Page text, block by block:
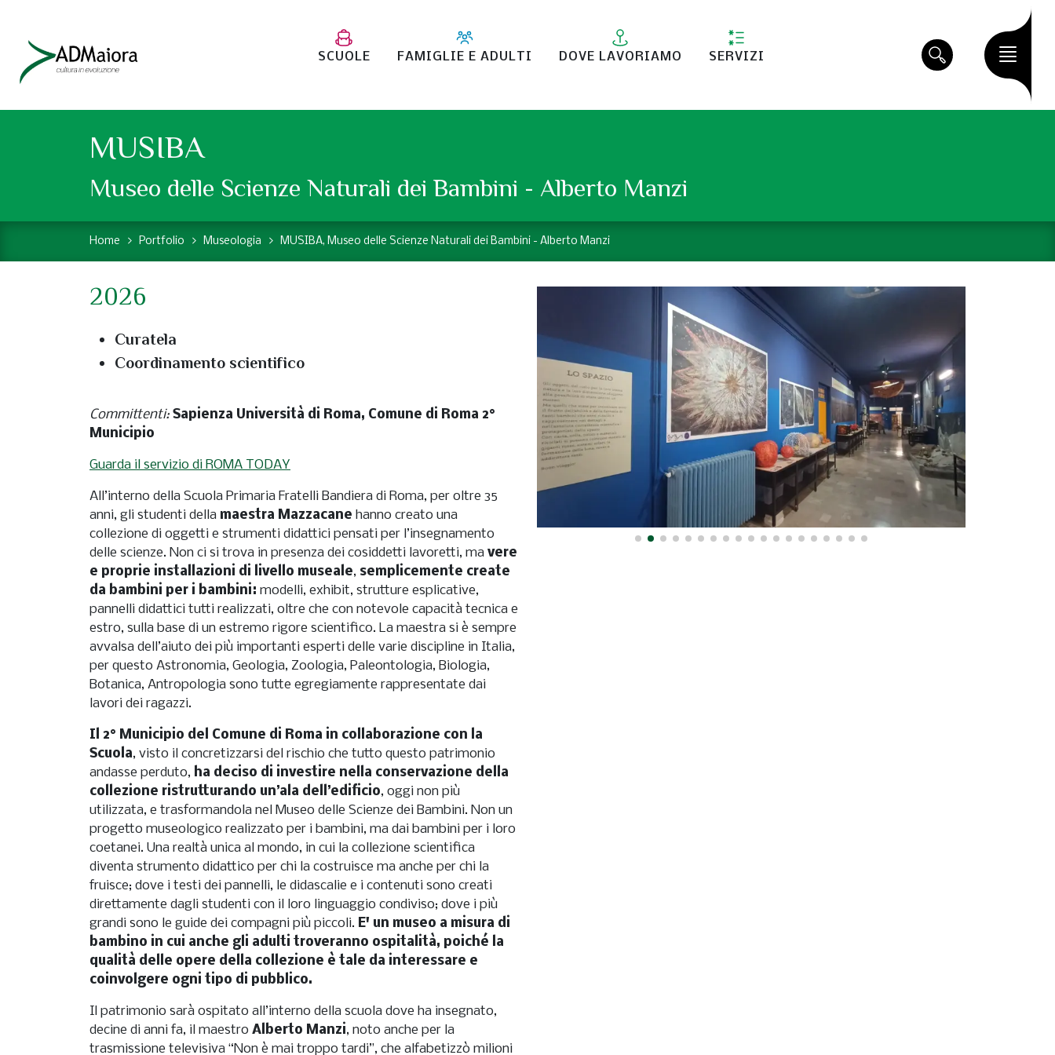
SCUOLE FAMIGLIE E ADULTI DOVE LAVORIAMO SERVIZI
MUSIBA
Museo delle Scienze Naturali dei Bambini - Alberto Manzi
Home Portfolio Museologia MUSIBA, Museo delle Scienze Naturali dei Bambini - Alberto Manzi
2026
Curatela
Coordinamento scientifico
Committenti: Sapienza Università di Roma, Comune di Roma 2°
Municipio
Guarda il servizio di ROMA TODAY
All’interno della Scuola Primaria Fratelli Bandiera di Roma, per oltre 35
anni, gli studenti della maestra Mazzacane hanno creato una
collezione di oggetti e strumenti didattici pensati per l’insegnamento
delle scienze. Non ci si trova in presenza dei cosiddetti lavoretti, ma vere
e proprie installazioni di livello museale, semplicemente create
da bambini per i bambini: modelli, exhibit, strutture esplicative,
pannelli didattici tutti realizzati, oltre che con notevole capacità tecnica e
estro, sulla base di un estremo rigore scientifico. La maestra si è sempre
avvalsa dell’aiuto dei più importanti esperti delle varie discipline in Italia,
per questo Astronomia, Geologia, Zoologia, Paleontologia, Biologia,
Botanica, Antropologia sono tutte egregiamente rappresentate dai
lavori dei ragazzi.
Il 2° Municipio del Comune di Roma in collaborazione con la
Scuola, visto il concretizzarsi del rischio che tutto questo patrimonio
andasse perduto, ha deciso di investire nella conservazione della
collezione ristrutturando un’ala dell’edificio, oggi non più
utilizzata, e trasformandola nel Museo delle Scienze dei Bambini. Non un
progetto museologico realizzato per i bambini, ma dai bambini per i loro
coetanei. Una realtà unica al mondo, in cui la collezione scientifica
diventa strumento didattico per chi la costruisce ma anche per chi la
fruisce; dove i testi dei pannelli, le didascalie e i contenuti sono creati
direttamente dagli studenti con il loro linguaggio condiviso; dove i più
grandi sono le guide dei compagni più piccoli. E' un museo a misura di
bambino in cui anche gli adulti troveranno ospitalità, poiché la
qualità delle opere della collezione è tale da interessare e
coinvolgere ogni tipo di pubblico.
Il patrimonio sarà ospitato all’interno della scuola dove ha insegnato,
decine di anni fa, il maestro Alberto Manzi, noto anche per la
trasmissione televisiva “Non è mai troppo tardi”, che alfabetizzò milioni